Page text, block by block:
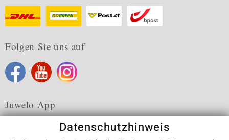
Folgen Sie uns auf
Juwelo App
Datenschutzhinweis